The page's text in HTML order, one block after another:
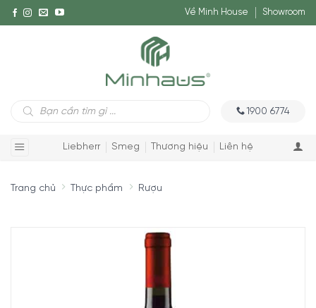
Về Minh House Showroom
Tìm
kiếm
1900 6774
Liebherr Smeg Thương hiệu Liên hệ
Trang chủ Thực phẩm Rượu